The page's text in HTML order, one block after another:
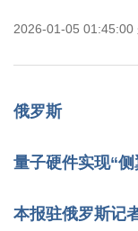
2026-01-05 01:45:00
俄罗斯
量子硬件实现“
本报驻俄罗斯记